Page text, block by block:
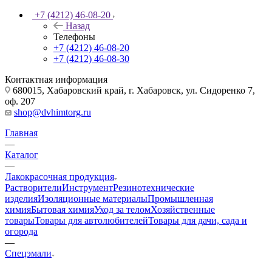
+7 (4212) 46-08-20
Назад
Телефоны
+7 (4212) 46-08-20
+7 (4212) 46-08-30
Контактная информация
680015, Хабаровский край, г. Хабаровск, ул. Сидоренко 7,
оф. 207
shop@dvhimtorg.ru
Главная
—
Каталог
—
Лакокрасочная продукция
РастворителиИнструментРезинотехнические
изделияИзоляционные материалыПромышленная
химияБытовая химияУход за теломХозяйственные
товарыТовары для автолюбителейТовары для дачи, сада и
огорода
—
Спецэмали